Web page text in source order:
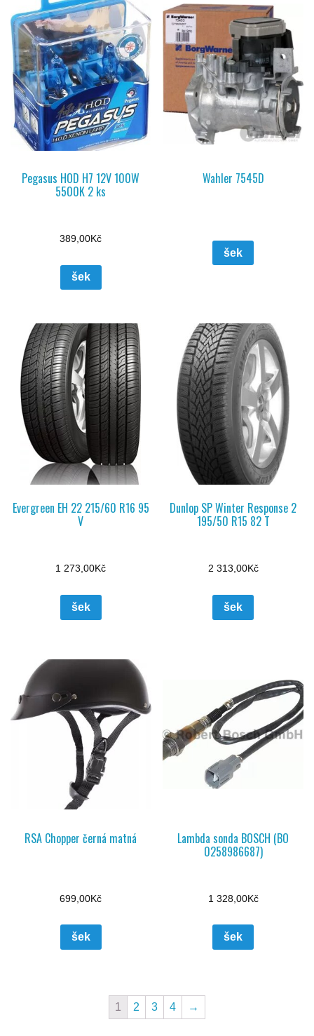
Pegasus HOD H7 12V 100W
5500K 2 ks
389,00Kč
šek
Wahler 7545D
šek
Evergreen EH 22 215/60 R16 95
V
1 273,00Kč
šek
Dunlop SP Winter Response 2
195/50 R15 82 T
2 313,00Kč
šek
RSA Chopper černá matná
699,00Kč
šek
Lambda sonda BOSCH (BO
0258986687)
1 328,00Kč
šek
1 2 3 4 →